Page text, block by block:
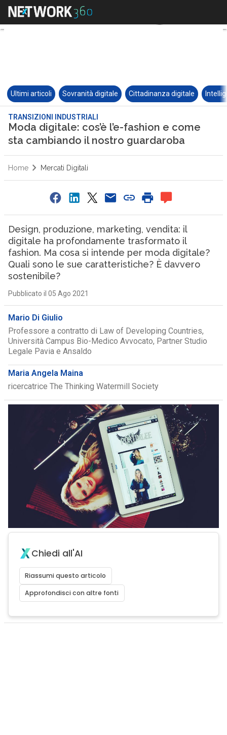
Ultimi articoli Sovranità digitale Cittadinanza digitale
TRANSIZIONI INDUSTRIALI
Moda digitale: cos’è l’e-fashion e come
sta cambiando il nostro guardaroba
Home Mercati Digitali
Design, produzione, marketing, vendita: il
digitale ha profondamente trasformato il
fashion. Ma cosa si intende per moda digitale?
Quali sono le sue caratteristiche? È davvero
sostenibile?
Pubblicato il 05 Ago 2021
Mario Di Giulio
Professore a contratto di Law of Developing Countries,
Università Campus Bio-Medico Avvocato, Partner Studio
Legale Pavia e Ansaldo
Maria Angela Maina
ricercatrice The Thinking Watermill Society
Chiedi all'AI
Riassumi questo articolo
Approfondisci con altre fonti